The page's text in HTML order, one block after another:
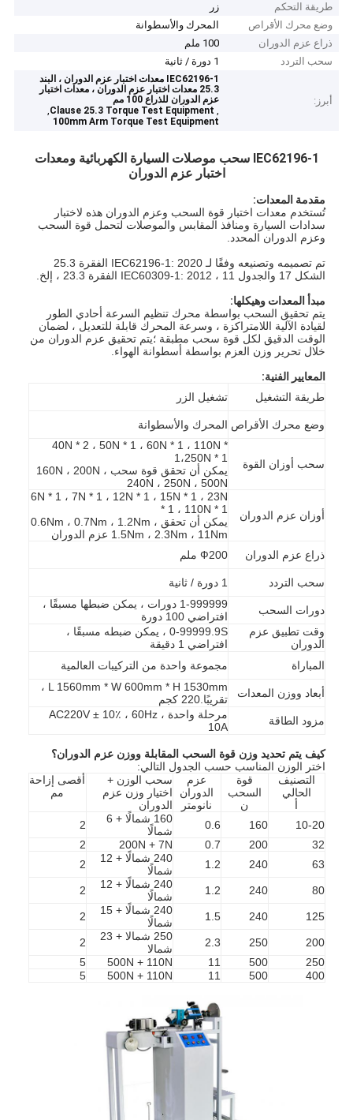
المنزل
المنتجات
طريقة التحكم
زر
وضع محرك الأقراص
المحرك والأسطوانة
ذراع عزم الدوران
100 ملم
سحب التردد
1 دورة / ثانية
أبرز:
IEC62196-1 معدات اختبار عزم الدوران ، البند
25.3 معدات اختبار عزم الدوران ، معدات اختبار
عزم الدوران للذراع 100 مم
,
Clause 25.3 Torque Test Equipment
,
100mm Arm Torque Test Equipment
IEC62196-1 سحب موصلات السيارة الكهربائية ومعدات
اختبار عزم الدوران
مقدمة المعدات:
تُستخدم معدات اختبار قوة السحب وعزم الدوران هذه لاختبار
سدادات السيارة ومنافذ المقابس والموصلات لتحمل قوة السحب
وعزم الدوران المحدد.
تم تصميمه وتصنيعه وفقًا لـ IEC62196-1: 2020 الفقرة 25.3
الشكل 17 والجدول 11 ، IEC60309-1: 2012 الفقرة 23.3 ، إلخ.
مبدأ المعدات وهيكلها:
يتم تحقيق السحب بواسطة محرك تنظيم السرعة أحادي الطور
لقيادة الآلية اللامتراكزة ، وسرعة المحرك قابلة للتعديل ، لضمان
الوقت الدقيق لكل قوة سحب مطبقة ؛يتم تحقيق عزم الدوران من
خلال تحرير وزن العزم بواسطة أسطوانة الهواء.
المعايير الفنية:
طريقة التشغيل
تشغيل الزر
وضع محرك الأقراص المحرك والأسطوانة
سحب أوزان القوة
40N * 2 ، 50N * 1 ، 60N * 1 ، 110N *
1،250N * 1
يمكن أن تحقق قوة سحب 160N ، 200N ،
240N ، 250N ، 500N
أوزان عزم الدوران
6N * 1 ، 7N * 1 ، 12N * 1 ، 15N * 1 ، 23N
* 1 ، 110N * 1
يمكن أن تحقق 0.6Nm ، 0.7Nm ، 1.2Nm ،
1.5Nm ، 2.3Nm ، 11Nm عزم الدوران
ذراع عزم الدوران
Ф200 ملم
سحب التردد 1 دورة / ثانية
دورات السحب
1-999999 دورات ، يمكن ضبطها مسبقًا ،
افتراضي 100 دورة
وقت تطبيق عزم
الدوران
0-99999.9S ، يمكن ضبطه مسبقًا ،
افتراضي 1 دقيقة
المباراة
مجموعة واحدة من التركيبات العالمية
أبعاد ووزن المعدات
L 1560mm * W 600mm * H 1530mm ،
تقريبًا.220 كجم
مزود الطاقة
مرحلة واحدة AC220V ± 10٪ ، 60Hz ،
10A
كيف يتم تحديد وزن قوة السحب المقابلة ووزن عزم الدوران؟
اختر الوزن المناسب حسب الجدول التالي:
التصنيف
الحالي
أ
قوة
السحب
ن
عزم
الدوران
نانومتر
سحب الوزن +
اختيار وزن عزم
الدوران
أقصى إزاحة
مم
10-20
160
0.6
160 شمالًا + 6
شمالًا
2
32
200
0.7
200N + 7N
2
63
240
1.2
240 شمالًا + 12
شمالًا
2
80
240
1.2
240 شمالًا + 12
شمالًا
2
125
240
1.5
240 شمالًا + 15
شمالًا
2
200
250
2.3
250 شمالا + 23
شمالا
2
250
500
11
500N + 110N
5
400
500
11
500N + 110N
5